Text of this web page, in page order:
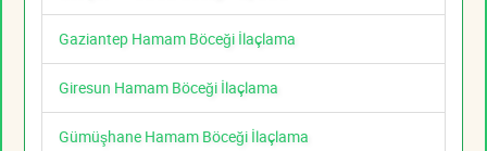
Gaziantep Hamam Böceği İlaçlama
Giresun Hamam Böceği İlaçlama
Gümüşhane Hamam Böceği İlaçlama